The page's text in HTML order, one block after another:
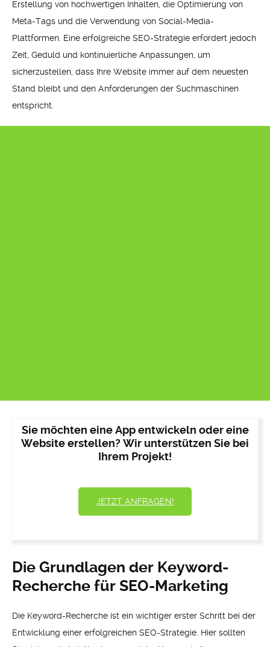
Erstellung von hochwertigen Inhalten, die Optimierung von
Meta-Tags und die Verwendung von Social-Media-
Plattformen. Eine erfolgreiche SEO-Strategie erfordert jedoch
Zeit, Geduld und kontinuierliche Anpassungen, um
sicherzustellen, dass Ihre Website immer auf dem neuesten
Stand bleibt und den Anforderungen der Suchmaschinen
entspricht.
Sie möchten eine App entwickeln oder eine
Website erstellen? Wir unterstützen Sie bei
Ihrem Projekt!
JETZT ANFRAGEN!
Die Grundlagen der Keyword-
Recherche für SEO-Marketing
Die Keyword-Recherche ist ein wichtiger erster Schritt bei der
Entwicklung einer erfolgreichen SEO-Strategie. Hier sollten